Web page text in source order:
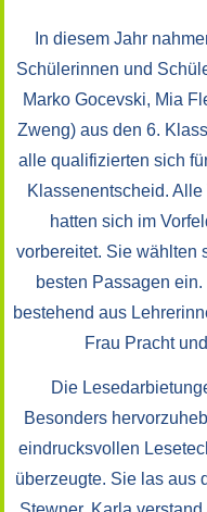
In diesem Jahr
Schülerinnen und
Marko Gocevski, Mia
Zweng) aus den 6.
alle qualifizierten sich
Klassenentscheid.
hatten sich im
vorbereitet. Sie wählten
besten Passagen
bestehend aus
Frau Pracht
Die
Besonders
eindrucksvollen
überzeugte. Sie las aus